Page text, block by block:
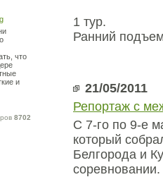
что
и
8702
1 тур.
Ранний
21/05/2011
Репортаж с
С 7-го по 9-е
который
Белгорода и
соревновании.